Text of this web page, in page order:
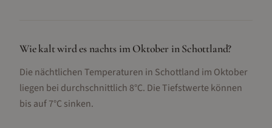
Wie kalt wird es nachts im Oktober in Schottland?
Die nächtlichen Temperaturen in Schottland im Oktober
liegen bei durchschnittlich 8°C. Die Tiefstwerte können
bis auf 7°C sinken.